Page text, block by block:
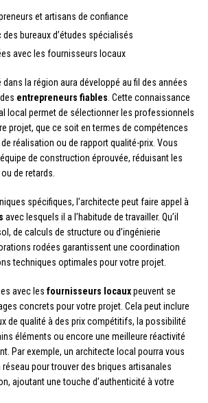
et artisans de confiance
bureaux d’études spécialisés
avec les fournisseurs locaux
la région aura développé au fil des années
entrepreneurs fiables . Cette connaissance
local permet de sélectionner les professionnels
projet, que ce soit en termes de compétences
réalisation ou de rapport qualité-prix. Vous
de construction éprouvée, réduisant les
de retards.
spécifiques, l’architecte peut faire appel à
avec lesquels il a l’habitude de travailler. Qu’il
de calculs de structure ou d’ingénierie
rodées garantissent une coordination
techniques optimales pour votre projet.
avec les fournisseurs locauxpeuvent se
concrets pour votre projet. Cela peut inclure
de qualité à des prix compétitifs, la possibilité
éléments ou encore une meilleure réactivité
Par exemple, un architecte local pourra vous
pour trouver des briques artisanales
ajoutant une touche d’authenticité à votre